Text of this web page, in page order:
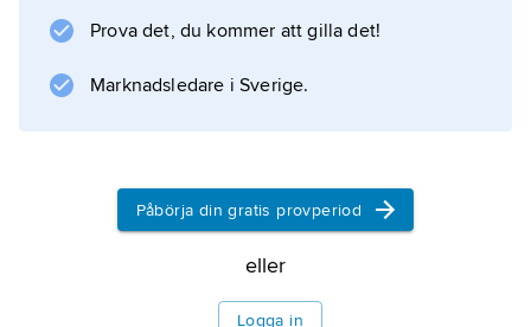
Information om artikeln
Prova det, du kommer att gilla det!
Marknadsledare i Sverige.
Påbörja din gratis provperiod
eller
Logga in